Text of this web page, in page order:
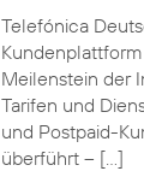
Telefónica
Meilenstein der
Tarifen und
und Postpaid-
überführt – […]